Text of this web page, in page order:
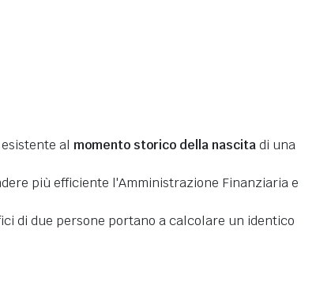
al momento storico della nascitadi una
più efficiente l'Amministrazione Finanziaria e
di due persone portano a calcolare un identico